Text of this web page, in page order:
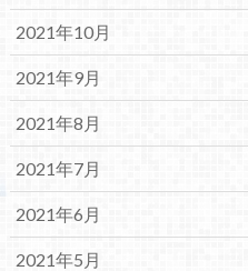
2021年10月
2021年9月
2021年8月
2021年7月
2021年6月
2021年5月